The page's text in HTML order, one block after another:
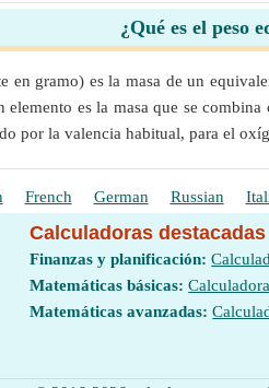
¿Qué es el peso
gramo) es la masa de un
es la masa que se
por la valencia habitual, para el
French German Russian
Calculadoras destacadas
Finanzas y planificación:
Matemáticas básicas:
Matemáticas avanzadas: